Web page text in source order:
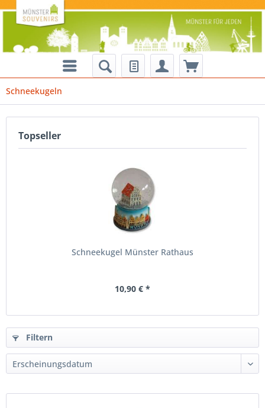
Schneekugeln
Topseller
Schneekugel Münster Rathaus
10,90 € *
Filtern